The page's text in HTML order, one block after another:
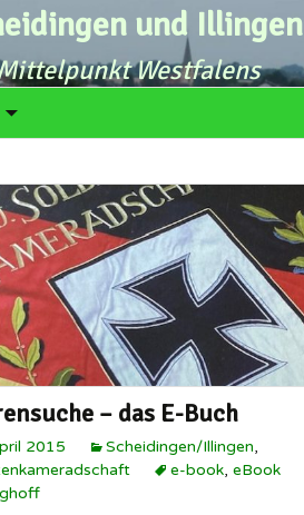
und Illingen
Westfalens
– das E-Buch
2015 Scheidingen/Illingen,
e-book, eBook